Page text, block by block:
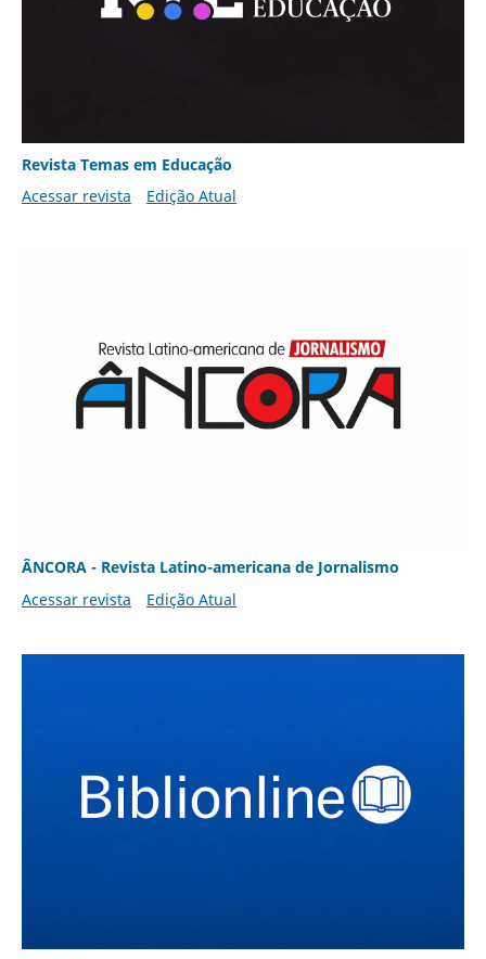
Revista Temas em Educação
Acessar revista
Edição Atual
ÂNCORA - Revista Latino-americana de Jornalismo
Acessar revista
Edição Atual